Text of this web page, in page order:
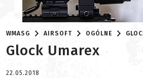
WMASG AIRSOFT OGÓLNE
Glock Umarex
22.05.2018